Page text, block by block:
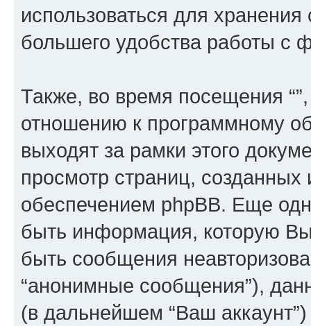
использоваться для
большего удобства работы с
Также, во время посещения
отношению к программному
выходят за рамки этого
просмотр страниц,
обеспечением phpBB. Еще
быть информация, которую
быть сообщения
“анонимные сообщения”),
(в дальнейшем “Ваш